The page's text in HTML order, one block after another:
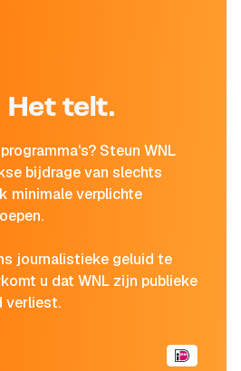
Het telt.
Steun WNL
bijdrage van slechts
minimale verplichte
journalistieke geluid te
u dat WNL zijn publieke
verliest.